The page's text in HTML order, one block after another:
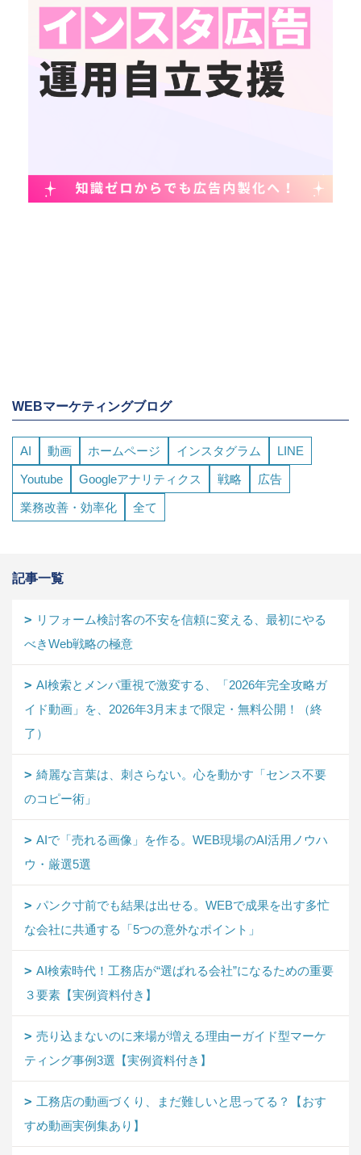
WEBマーケティングブログ
AI 動画 ホームページ インスタグラム LINE
Youtube Googleアナリティクス 戦略 広告
業務改善・効率化 全て
記事一覧
リフォーム検討客の不安を信頼に変える、最初にやる
べきWeb戦略の極意
AI検索とメンパ重視で激変する、「2026年完全攻略ガ
イド動画」を、2026年3月末まで限定・無料公開！（終
了）
綺麗な言葉は、刺さらない。心を動かす「センス不要
のコピー術」
AIで「売れる画像」を作る。WEB現場のAI活用ノウハ
ウ・厳選5選
パンク寸前でも結果は出せる。WEBで成果を出す多忙
な会社に共通する「5つの意外なポイント」
AI検索時代！工務店が“選ばれる会社”になるための重要
３要素【実例資料付き】
売り込まないのに来場が増える理由ーガイド型マーケ
ティング事例3選【実例資料付き】
工務店の動画づくり、まだ難しいと思ってる？【おす
すめ動画実例集あり】